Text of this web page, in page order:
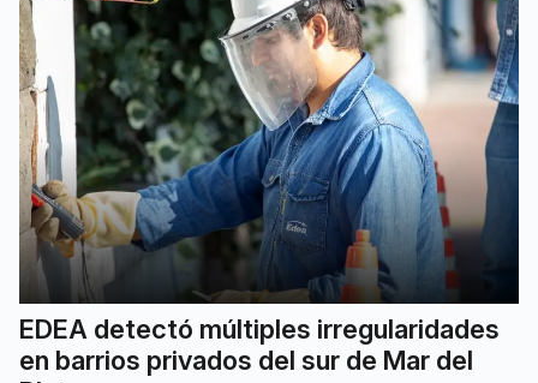
EDEA detectó múltiples irregularidades
en barrios privados del sur de Mar del